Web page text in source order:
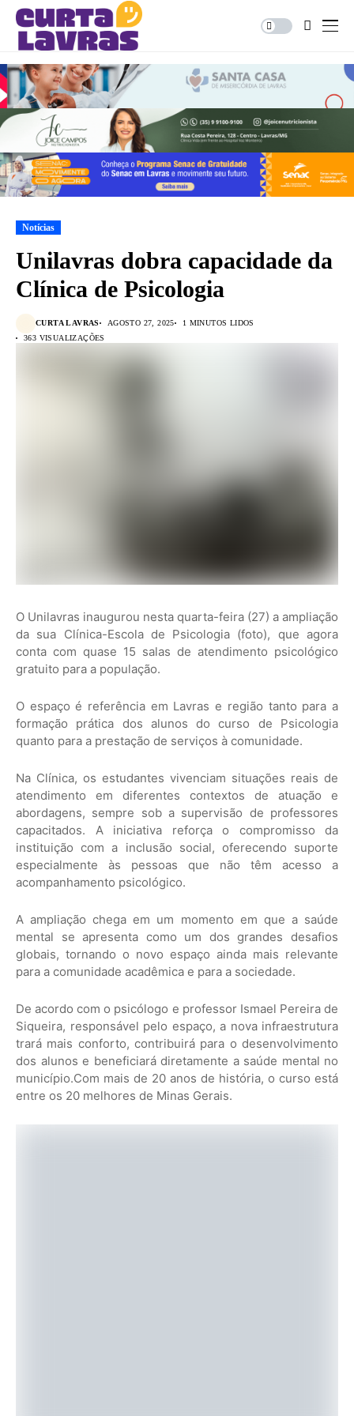
Notícias
Unilavras dobra capacidade da
Clínica de Psicologia
CURTA LAVRAS AGOSTO 27, 2025
1 MINUTOS LIDOS
363 VISUALIZAÇÕES
O Unilavras inaugurou nesta quarta-feira (27) a ampliação
da sua Clínica-Escola de Psicologia (foto), que agora
conta com quase 15 salas de atendimento psicológico
gratuito para a população.
O espaço é referência em Lavras e região tanto para a
formação prática dos alunos do curso de Psicologia
quanto para a prestação de serviços à comunidade.
Na Clínica, os estudantes vivenciam situações reais de
atendimento em diferentes contextos de atuação e
abordagens, sempre sob a supervisão de professores
capacitados. A iniciativa reforça o compromisso da
instituição com a inclusão social, oferecendo suporte
especialmente às pessoas que não têm acesso a
acompanhamento psicológico.
A ampliação chega em um momento em que a saúde
mental se apresenta como um dos grandes desafios
globais, tornando o novo espaço ainda mais relevante
para a comunidade acadêmica e para a sociedade.
De acordo com o psicólogo e professor Ismael Pereira de
Siqueira, responsável pelo espaço, a nova infraestrutura
trará mais conforto, contribuirá para o desenvolvimento
dos alunos e beneficiará diretamente a saúde mental no
município.Com mais de 20 anos de história, o curso está
entre os 20 melhores de Minas Gerais.